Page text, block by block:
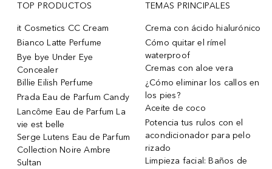
TOP PRODUCTOS
it Cosmetics CC Cream
Bianco Latte Perfume
Bye bye Under Eye
Concealer
Billie Eilish Perfume
Prada Eau de Parfum Candy
Lancôme Eau de Parfum La
vie est belle
Serge Lutens Eau de Parfum
Collection Noire Ambre
Sultan
TEMAS PRINCIPALES
Crema con ácido hialurónico
Cómo quitar el rímel
waterproof
Cremas con aloe vera
¿Cómo eliminar los callos en
los pies?
Aceite de coco
Potencia tus rulos con el
acondicionador para pelo
rizado
Limpieza facial: Baños de